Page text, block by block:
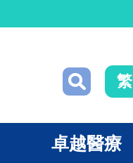
繁
卓越醫療